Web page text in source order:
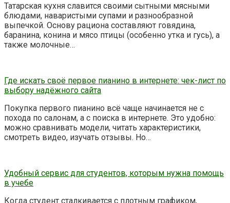
Татарская кухня славится своими сытными мясными
блюдами, наваристыми супами и разнообразной
выпечкой. Основу рациона составляют говядина,
баранина, конина и мясо птицы (особенно утка и гусь), а
также молочные…
Где искать своё первое пианино в интернете: чек-лист по
выбору надёжного сайта
Покупка первого пианино всё чаще начинается не с
похода по салонам, а с поиска в интернете. Это удобно:
можно сравнивать модели, читать характеристики,
смотреть видео, изучать отзывы. Но…
Удобный сервис для студентов, которым нужна помощь
в учебе
Когда студент сталкивается с плотным графиком,